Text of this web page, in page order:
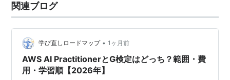
関連ブログ
学び直しロードマップ • 1ヶ月前
AWS AI PractitionerとG検定はどっち？範囲・費
用・学習順【2026年】